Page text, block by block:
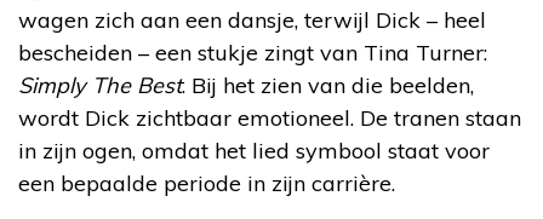
wagen zich aan een dansje, terwijl Dick – heel
bescheiden – een stukje zingt van Tina Turner:
Simply The Best. Bij het zien van die beelden,
wordt Dick zichtbaar emotioneel. De tranen staan
in zijn ogen, omdat het lied symbool staat voor
een bepaalde periode in zijn carrière.